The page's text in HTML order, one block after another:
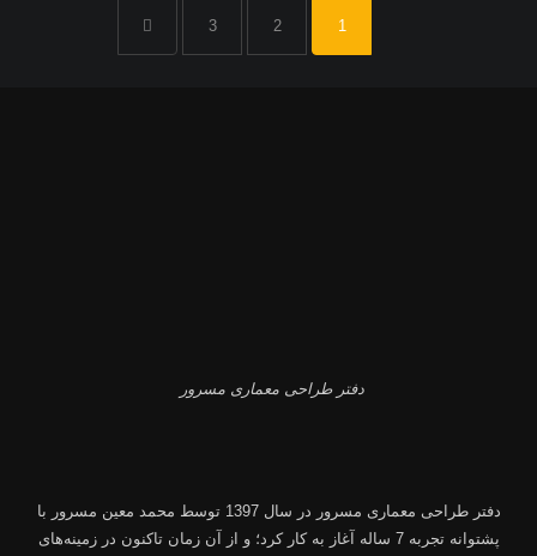
1
2
3
دفتر طراحی معماری مسرور
دفتر طراحی معماری مسرور در سال 1397 توسط محمد معین مسرور با
پشتوانه تجربه 7 ساله آغاز به کار کرد؛ و از آن زمان تاکنون در زمینه‌های